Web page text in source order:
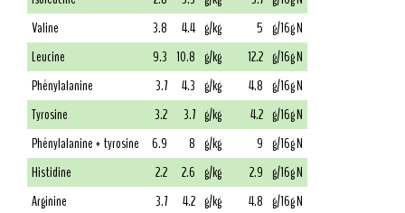
Valine
3.8 4.4 g/kg 5 g/16g N
Leucine
9.3 10.8 g/kg 12.2 g/16g N
Phénylalanine
3.7 4.3 g/kg 4.8 g/16g N
Tyrosine
3.2 3.7 g/kg 4.2 g/16g N
Phénylalanine + tyrosine
6.9 8 g/kg 9 g/16g N
Histidine
2.2 2.6 g/kg 2.9 g/16g N
Arginine
3.7 4.2 g/kg 4.8 g/16g N